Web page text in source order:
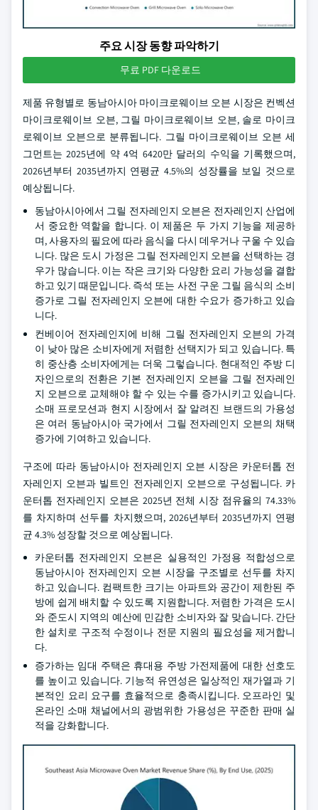
주요 시장 동향 파악하기
무료 PDF 다운로드
제품 유형별로 동남아시아 마이크로웨이브 오븐 시장은 컨벡션
마이크로웨이브 오븐, 그릴 마이크로웨이브 오븐, 솔로 마이크
로웨이브 오븐으로 분류됩니다. 그릴 마이크로웨이브 오븐 세
그먼트는 2025년에 약 4억 6420만 달러의 수익을 기록했으며,
2026년부터 2035년까지 연평균 4.5%의 성장률을 보일 것으로
예상됩니다.
동남아시아에서 그릴 전자레인지 오븐은 전자레인지 산업에
서 중요한 역할을 합니다. 이 제품은 두 가지 기능을 제공하
며, 사용자의 필요에 따라 음식을 다시 데우거나 구울 수 있습
니다. 많은 도시 가정은 그릴 전자레인지 오븐을 선택하는 경
우가 많습니다. 이는 작은 크기와 다양한 요리 가능성을 결합
하고 있기 때문입니다. 즉석 또는 사전 구운 그릴 음식의 소비
증가로 그릴 전자레인지 오븐에 대한 수요가 증가하고 있습
니다.
컨베이어 전자레인지에 비해 그릴 전자레인지 오븐의 가격
이 낮아 많은 소비자에게 저렴한 선택지가 되고 있습니다. 특
히 중산층 소비자에게는 더욱 그렇습니다. 현대적인 주방 디
자인으로의 전환은 기본 전자레인지 오븐을 그릴 전자레인
지 오븐으로 교체해야 할 수 있는 수를 증가시키고 있습니다.
소매 프로모션과 현지 시장에서 잘 알려진 브랜드의 가용성
은 여러 동남아시아 국가에서 그릴 전자레인지 오븐의 채택
증가에 기여하고 있습니다.
구조에 따라 동남아시아 전자레인지 오븐 시장은 카운터톱 전
자레인지 오븐과 빌트인 전자레인지 오븐으로 구성됩니다. 카
운터톱 전자레인지 오븐은 2025년 전체 시장 점유율의 74.33%
를 차지하며 선두를 차지했으며, 2026년부터 2035년까지 연평
균 4.3% 성장할 것으로 예상됩니다.
카운터톱 전자레인지 오븐은 실용적인 가정용 적합성으로
동남아시아 전자레인지 오븐 시장을 구조별로 선두를 차지
하고 있습니다. 컴팩트한 크기는 아파트와 공간이 제한된 주
방에 쉽게 배치할 수 있도록 지원합니다. 저렴한 가격은 도시
와 준도시 지역의 예산에 민감한 소비자와 잘 맞습니다. 간단
한 설치로 구조적 수정이나 전문 지원의 필요성을 제거합니
다.
증가하는 임대 주택은 휴대용 주방 가전제품에 대한 선호도
를 높이고 있습니다. 기능적 유연성은 일상적인 재가열과 기
본적인 요리 요구를 효율적으로 충족시킵니다. 오프라인 및
온라인 소매 채널에서의 광범위한 가용성은 꾸준한 판매 실
적을 강화합니다.